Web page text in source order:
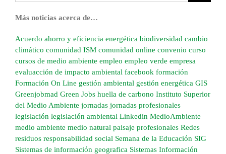
Más noticias acerca de…
Acuerdo ahorro y eficiencia energética biodiversidad cambio
climático comunidad ISM comunidad online convenio curso
cursos de medio ambiente empleo empleo verde empresa
evaluacción de impacto ambiental facebook formación
Formación On Line gestión ambiental gestión energética GIS
Greenjobmad Green Jobs huella de carbono Instituto Superior
del Medio Ambiente jornadas jornadas profesionales
legislación legislación ambiental Linkedin MedioAmbiente
medio ambiente medio natural paisaje profesionales Redes
residuos responsabilidad social Semana de la Educación SIG
Sistemas de información geografica Sistemas Información